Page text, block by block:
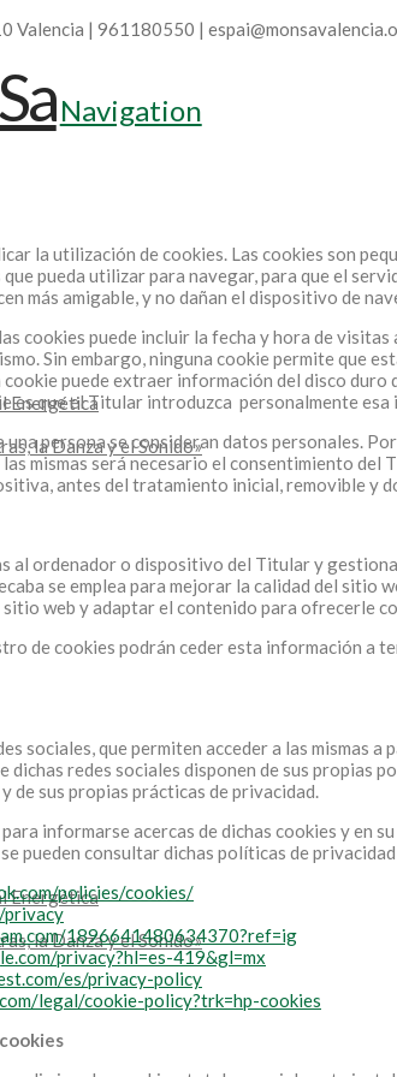
Valencia | 961180550 |
Navigation
Energética
la Danza y el Sonido»
Energética
la Danza y el Sonido»
la utilización de cookies. Las cookies son
pueda utilizar para navegar, para que el
más amigable, y no dañan el dispositivo de
cookies puede incluir la fecha y hora de
Sin embargo, ninguna cookie permite que
puede extraer información del disco
es que el Titular introduzca personalmente
persona se consideran datos personales.
mismas será necesario el consentimiento
antes del tratamiento inicial, removible y
al ordenador o dispositivo del Titular y
se emplea para mejorar la calidad del
web y adaptar el contenido para ofrecerle
de cookies podrán ceder esta información a
sociales, que permiten acceder a las mismas
redes sociales disponen de sus propias
de sus propias prácticas de privacidad.
informarse acercas de dichas cookies y
pueden consultar dichas políticas de
policies/cookies/
1896641480634370?ref=ig
privacy?hl=es-419&gl=mx
es/privacy-policy
legal/cookie-policy?trk=hp-cookies